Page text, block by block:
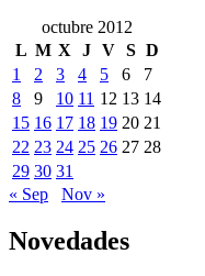
octubre 2012
L M X J V S D
1
2 3 4 5 6
7
8
9 10 11 12 13 14
15 16 17 18 19 20 21
22 23 24 25 26 27 28
29 30 31
« Sep
Nov »
Novedades